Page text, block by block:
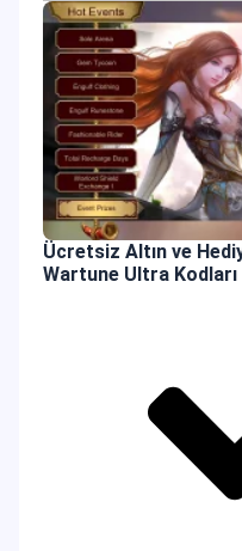
Ücretsiz Altın ve
Wartune Ultra Kodları